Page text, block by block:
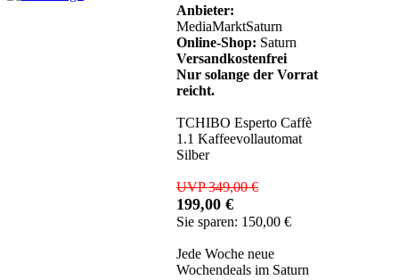
Anbieter:
MediaMarktSaturn
Online-Shop: Saturn
Versandkostenfrei
Nur solange der Vorrat
reicht.
TCHIBO Esperto Caffè
1.1 Kaffeevollautomat
Silber
UVP 349,00 €
199,00 €
Sie sparen: 150,00 €
Jede Woche neue
Wochendeals im Saturn